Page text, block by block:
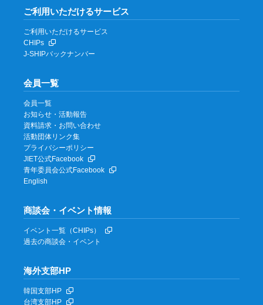
ご利用いただけるサービス
ご利用いただけるサービス
CHIPs
J-SHIPバックナンバー
会員一覧
会員一覧
お知らせ・活動報告
資料請求・お問い合わせ
活動団体リンク集
プライバシーポリシー
JIET公式Facebook
青年委員会公式Facebook
English
商談会・イベント情報
イベント一覧（CHIPs）
過去の商談会・イベント
海外支部HP
韓国支部HP
台湾支部HP